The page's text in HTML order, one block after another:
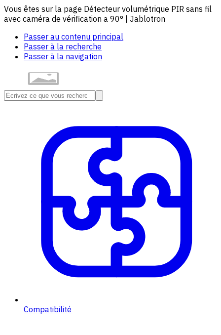
Vous êtes sur la page Détecteur volumétrique PIR sans fil
avec caméra de vérification a 90° | Jablotron
Passer au contenu principal
Passer à la recherche
Passer à la navigation
Compatibilité